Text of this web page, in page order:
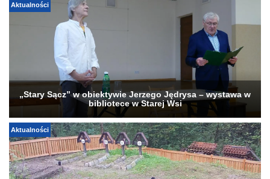
Aktualności
„Stary Sącz” w obiektywie Jerzego Jędrysa – wystawa w
bibliotece w Starej Wsi
Aktualności